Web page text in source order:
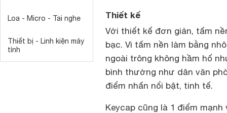
Loa - Micro - Tai nghe
Thiết bị - Linh kiện máy
tính
Thiết kế
Với thiết kế đơn giản, tấm
bạc. Vì tấm nền làm bằng
ngoài trông không hầm hố
bình thường như dân văn
điểm nhấn nổi bật, tinh tế.
Keycap cũng là 1 điểm